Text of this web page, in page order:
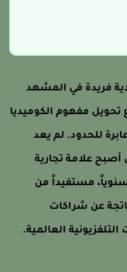
فريدة في المشهد
مفهوم الكوميديا
للحدود. لم يعد
علامة تجارية
مستفيداً من
عن شراكات
العالمية.